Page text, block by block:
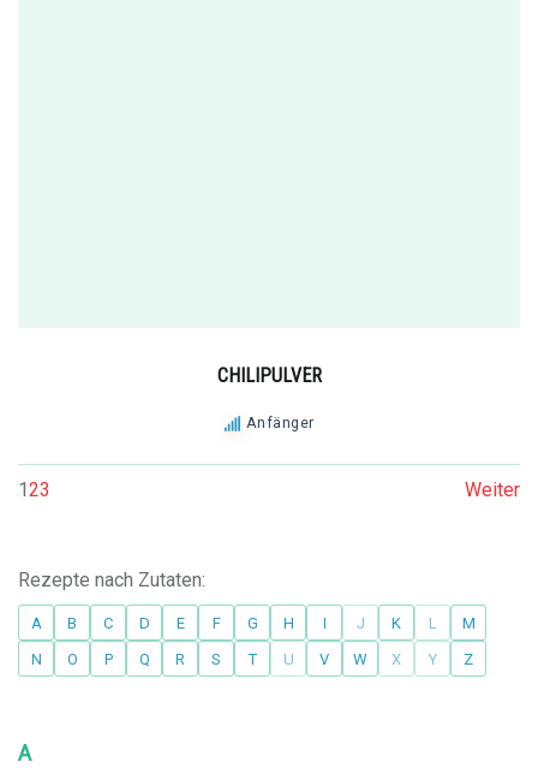
CHILIPULVER
Anfänger
123 Weiter
Rezepte nach Zutaten:
A B C D E F G H I J K L
M
N
O P Q R S T U V W X Y Z
A